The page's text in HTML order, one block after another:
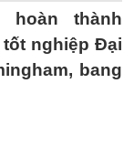
hoàn thành
nghiệp Đại
bang